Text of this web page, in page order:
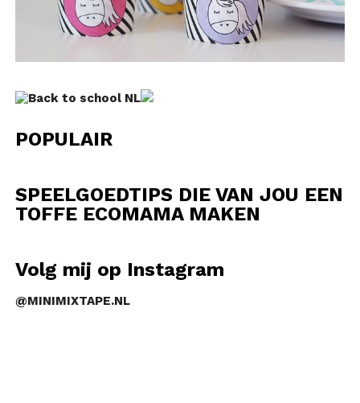
POPULAIR
SPEELGOEDTIPS DIE VAN JOU EEN
TOFFE ECOMAMA MAKEN
Volg mij op Instagram
@MINIMIXTAPE.NL